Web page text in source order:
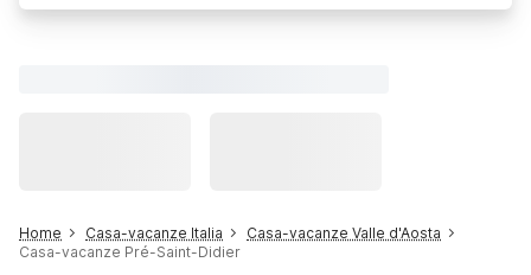
Home Casa-vacanze Italia
Casa-vacanze Valle d'Aosta
Casa-vacanze Pré-Saint-Didier